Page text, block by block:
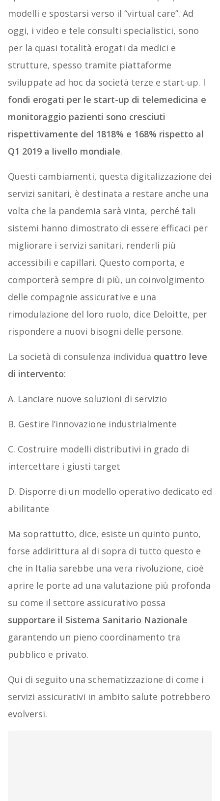
modelli e spostarsi verso il “virtual care”. Ad
oggi, i video e tele consulti specialistici, sono
per la quasi totalità erogati da medici e
strutture, spesso tramite piattaforme
sviluppate ad hoc da società terze e start-up. I
fondi erogati per le start-up di telemedicina e
monitoraggio pazienti sono cresciuti
rispettivamente del 1818% e 168% rispetto al
Q1 2019 a livello mondiale.
Questi cambiamenti, questa digitalizzazione dei
servizi sanitari, è destinata a restare anche una
volta che la pandemia sarà vinta, perché tali
sistemi hanno dimostrato di essere efficaci per
migliorare i servizi sanitari, renderli più
accessibili e capillari. Questo comporta, e
comporterà sempre di più, un coinvolgimento
delle compagnie assicurative e una
rimodulazione del loro ruolo, dice Deloitte, per
rispondere a nuovi bisogni delle persone.
La società di consulenza individua quattro leve
di intervento:
A. Lanciare nuove soluzioni di servizio
B. Gestire l’innovazione industrialmente
C. Costruire modelli distributivi in grado di
intercettare i giusti target
D. Disporre di un modello operativo dedicato ed
abilitante
Ma soprattutto, dice, esiste un quinto punto,
forse addirittura al di sopra di tutto questo e
che in Italia sarebbe una vera rivoluzione, cioè
aprire le porte ad una valutazione più profonda
su come il settore assicurativo possa
supportare il Sistema Sanitario Nazionale
garantendo un pieno coordinamento tra
pubblico e privato.
Qui di seguito una schematizzazione di come i
servizi assicurativi in ambito salute potrebbero
evolversi.